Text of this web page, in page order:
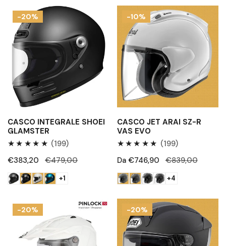
Casco
integrale
Shoei
GLAMSTER
-20%
CASCO INTEGRALE SHOEI
GLAMSTER
(199)199
Recensioni
Prezzo
di
vendita
€383,20
Prezzo
regolare
€479,00
+1
Arai
SZ-
Evo
-10%
CASCO JET ARAI SZ-R
VAS EVO
(199)199
Recensioni
totali
Prezzo
di
vendita
Da €746,90
Prezzo
regolare
€839,00
+4
Casco
Acerbis
Attack
-20%
integrale
Shoei
X-
-20%